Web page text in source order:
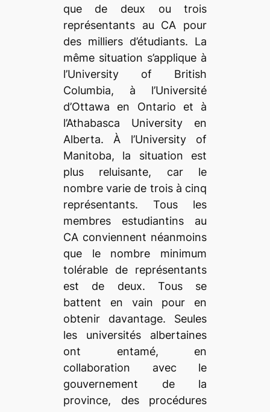
que de deux ou trois
représentants au CA pour
des milliers d’étudiants. La
même situation s’applique à
l’University of British
Columbia, à l’Université
d’Ottawa en Ontario et à
l’Athabasca University en
Alberta. À l’University of
Manitoba, la situation est
plus reluisante, car le
nombre varie de trois à cinq
représentants. Tous les
membres estudiantins au
CA conviennent néanmoins
que le nombre minimum
tolérable de représentants
est de deux. Tous se
battent en vain pour en
obtenir davantage. Seules
les universités albertaines
ont entamé, en
collaboration avec le
gouvernement de la
province, des procédures